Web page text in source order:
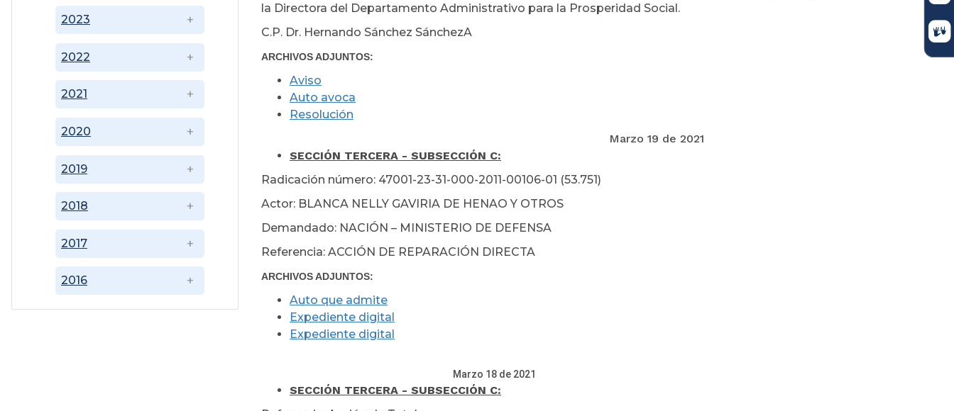
2016
2017
2018
2019
2020
2021
2022
2023
la Directora del Departamento Administrativo para la Prosperidad Social.
C.P. Dr. Hernando Sánchez SánchezA
ARCHIVOS ADJUNTOS:
Aviso
Auto avoca
Resolución
Marzo 19 de 2021
SECCIÓN TERCERA - SUBSECCIÓN C:
Radicación número: 47001-23-31-000-2011-00106-01 (53.751)
Actor: BLANCA NELLY GAVIRIA DE HENAO Y OTROS
Demandado: NACIÓN – MINISTERIO DE DEFENSA
Referencia: ACCIÓN DE REPARACIÓN DIRECTA
ARCHIVOS ADJUNTOS:
Auto que admite
Expediente digital
Expediente digital
Marzo 18 de 2021
SECCIÓN TERCERA - SUBSECCIÓN C: